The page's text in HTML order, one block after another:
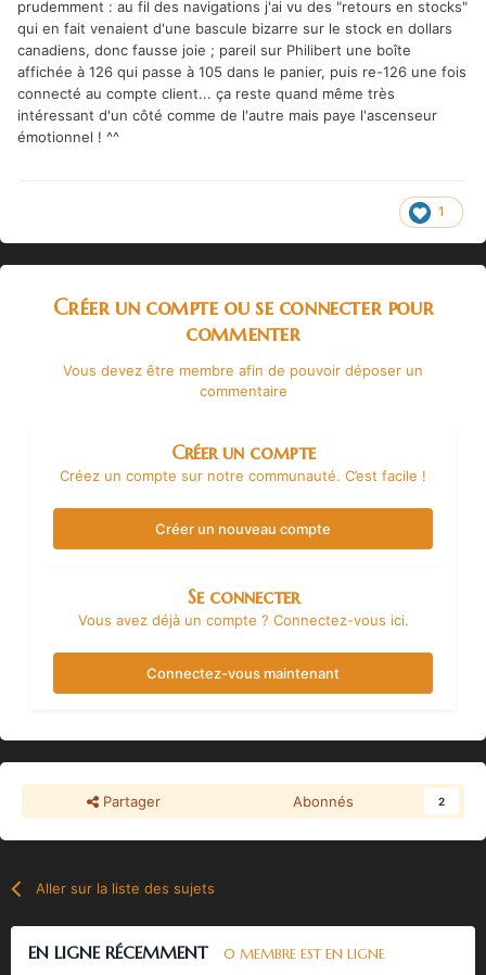
prudemment : au fil des navigations j'ai vu des "retours en stocks"
qui en fait venaient d'une bascule bizarre sur le stock en dollars
canadiens, donc fausse joie ; pareil sur Philibert une boîte
affichée à 126 qui passe à 105 dans le panier, puis re-126 une fois
connecté au compte client... ça reste quand même très
intéressant d'un côté comme de l'autre mais paye l'ascenseur
émotionnel ! ^^
1
Créer un compte ou se connecter pour
commenter
Vous devez être membre afin de pouvoir déposer un
commentaire
Créer un compte
Créez un compte sur notre communauté. C’est facile !
Créer un nouveau compte
Se connecter
Vous avez déjà un compte ? Connectez-vous ici.
Connectez-vous maintenant
Partager Abonnés 2
Aller sur la liste des sujets
EN LIGNE RÉCEMMENT 0 MEMBRE EST EN LIGNE